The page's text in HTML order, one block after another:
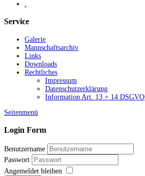
Service
Galerie
Mannschaftsarchiv
Links
Downloads
Rechtliches
Impressum
Datenschutzerklärung
Information Art. 13 + 14 DSGVO
Seitenmenü
Login Form
Benutzername
Passwort
Angemeldet bleiben